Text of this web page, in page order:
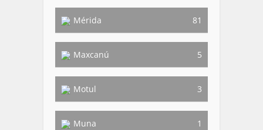
Mérida 81
Maxcanú 5
Motul 3
Muna 1